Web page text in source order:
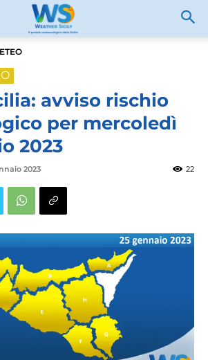
avviso rischio
per mercoledì
2023
2023 22